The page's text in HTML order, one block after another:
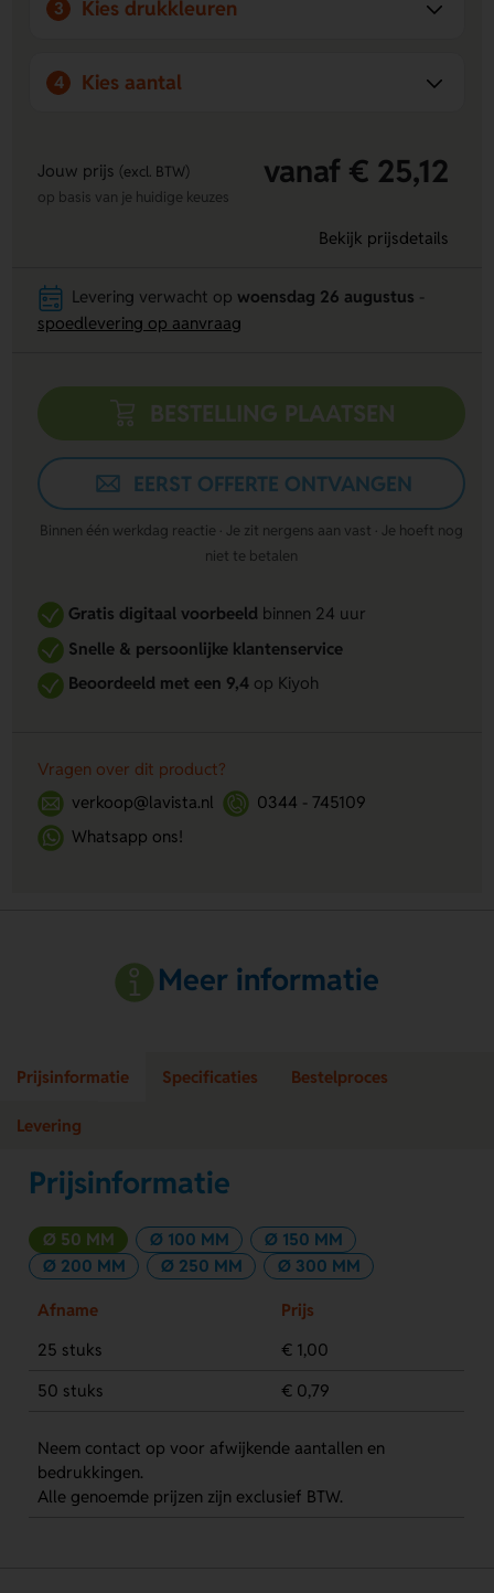
juiste oplossing voor hun specifieke behoeften.
3 Kies drukkleuren
4 Kies aantal
Jouw prijs (excl. BTW) vanaf € 25,12
op basis van je huidige keuzes
Bekijk prijsdetails
Levering verwacht op woensdag 26 augustus
spoedlevering op aanvraag
BESTELLING PLAATSEN
EERST OFFERTE ONTVANGEN
Binnen één werkdag reactie · Je zit nergens aan vast · Je hoeft nog
niet te betalen
Gratis digitaal voorbeeldbinnen 24 uur
Snelle & persoonlijke klantenservice
Beoordeeld met een 9,4op Kiyoh
Vragen over dit product?
verkoop@lavista.nl
0344 - 745109
Whatsapp ons!
Meer informatie
Prijsinformatie Specificaties Bestelproces
Levering
Prijsinformatie
Ø 50 MM Ø 100 MM
Ø 150 MM
Ø 200 MM
Ø 250 MM Ø 300 MM
Afname
Prijs
25 stuks
€ 1,00
50 stuks
€ 0,79
Neem contact op voor afwijkende aantallen en
bedrukkingen.
Alle genoemde prijzen zijn exclusief BTW.